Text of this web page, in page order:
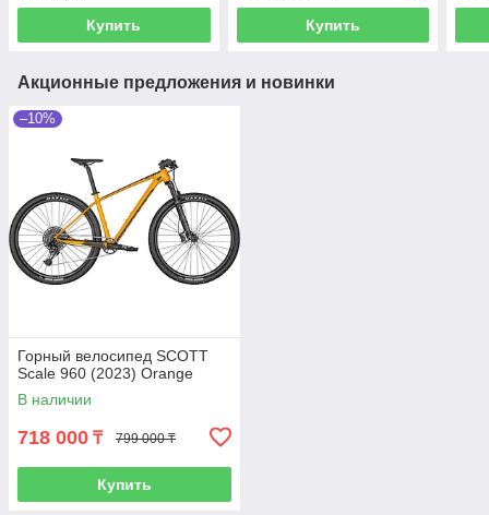
Купить Купить
Акционные предложения и новинки
–10%
Горный велосипед SCOTT
Scale 960 (2023) Orange
В наличии
718 000 ₸ 799 000 ₸
Купить